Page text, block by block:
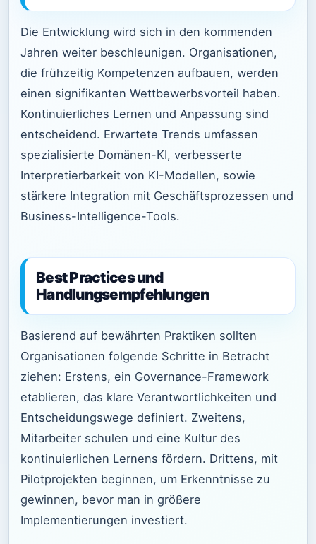
Die Entwicklung wird sich in den kommenden
Jahren weiter beschleunigen. Organisationen,
die frühzeitig Kompetenzen aufbauen, werden
einen signifikanten Wettbewerbsvorteil haben.
Kontinuierliches Lernen und Anpassung sind
entscheidend. Erwartete Trends umfassen
spezialisierte Domänen-KI, verbesserte
Interpretierbarkeit von KI-Modellen, sowie
stärkere Integration mit Geschäftsprozessen und
Business-Intelligence-Tools.
Best Practices und
Handlungsempfehlungen
Basierend auf bewährten Praktiken sollten
Organisationen folgende Schritte in Betracht
ziehen: Erstens, ein Governance-Framework
etablieren, das klare Verantwortlichkeiten und
Entscheidungswege definiert. Zweitens,
Mitarbeiter schulen und eine Kultur des
kontinuierlichen Lernens fördern. Drittens, mit
Pilotprojekten beginnen, um Erkenntnisse zu
gewinnen, bevor man in größere
Implementierungen investiert.